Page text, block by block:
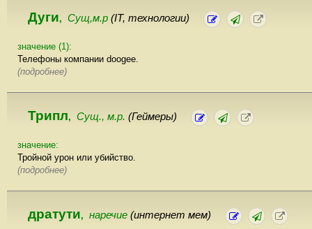
Дуги, Сущ,м.р (IT, технологии)
значение (1):
Телефоны компании doogee.
(подробнее)
Трипл, Сущ., м.р. (Геймеры)
значение:
Тройной урон или убийство.
(подробнее)
дратути, наречие (интернет мем)